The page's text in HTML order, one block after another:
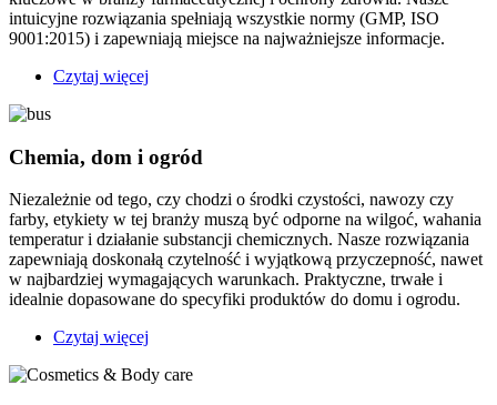
intuicyjne rozwiązania spełniają wszystkie normy (GMP, ISO
9001:2015) i zapewniają miejsce na najważniejsze informacje.
Czytaj więcej
ochrona
Chemia, dom i ogród
Niezależnie od tego, czy chodzi o środki czystości, nawozy czy
farby, etykiety w tej branży muszą być odporne na wilgoć, wahania
temperatur i działanie substancji chemicznych. Nasze rozwiązania
zapewniają doskonałą czytelność i wyjątkową przyczepność, nawet
w najbardziej wymagających warunkach. Praktyczne, trwałe i
idealnie dopasowane do specyfiki produktów do domu i ogrodu.
Czytaj więcej
dom